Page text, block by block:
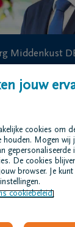
Middenkust
Home
zijn we
jouw
cookies om
houden. Mogen wij
gepersonaliseerde
De cookies
browser. Je kunt
cookiebeleid.